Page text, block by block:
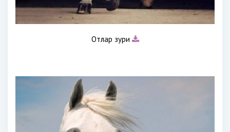
Отлар зури